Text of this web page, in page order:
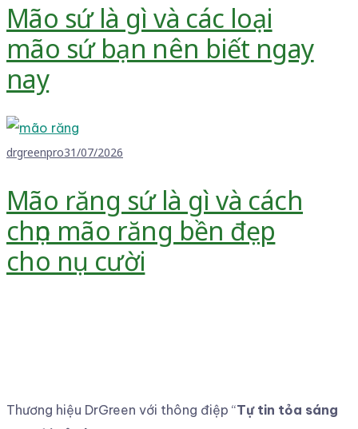
Mão sứ là gì và các loại
mão sứ bạn nên biết ngay
nay
drgreenpro31/07/2026
Mão răng sứ là gì và cách
chọn mão răng bền đẹp
cho nụ cười
Thương hiệu DrGreen với thông điệp “Tự tin tỏa sáng